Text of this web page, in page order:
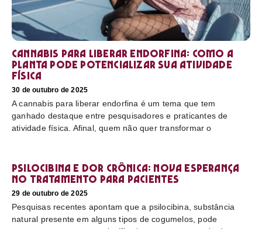
Cannabis para liberar endorfina: como a
planta pode potencializar sua atividade
física
30 de outubro de 2025
A cannabis para liberar endorfina é um tema que tem
ganhado destaque entre pesquisadores e praticantes de
atividade física. Afinal, quem não quer transformar o
Psilocibina e dor crônica: nova esperança
no tratamento para pacientes
29 de outubro de 2025
Pesquisas recentes apontam que a psilocibina, substância
natural presente em alguns tipos de cogumelos, pode